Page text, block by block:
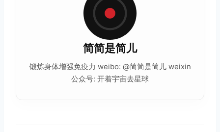
简简是简儿
锻炼身体增强免疫力 weibo: @简简是简儿 weixin
公众号: 开着宇宙去星球